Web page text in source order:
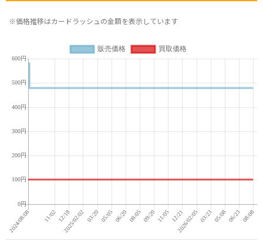
※価格推移はカードラッシュの金額を表示しています